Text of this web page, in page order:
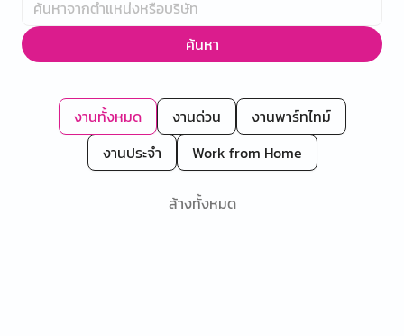
ค้นหา
งานทั้งหมด งานด่วน
งานพาร์ทไทม์
งานประจำ
Work from Home
ล้างทั้งหมด